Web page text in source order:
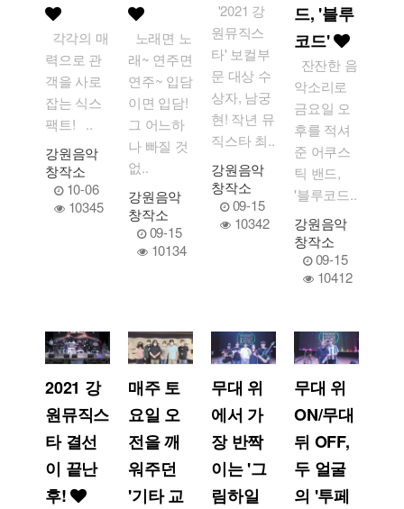
각각의 매
력으로 관
객을 사로
잡는 식스
팩트! ..
강원음악
창작소
10-06
10345
노래면 노
래~ 연주면
연주~ 입담
이면 입담!
그 어느하
나 빠질 것
없..
강원음악
창작소
09-15
10134
'2021 강
원뮤직스
타' 보컬부
문 대상 수
상자, 남궁
현! 작년 뮤
직스타 최..
강원음악
창작소
09-15
10342
드, '블루
코드'
잔잔한 음
악소리로
금요일 오
후를 적셔
준 어쿠스
틱 밴드,
'블루코드..
강원음악
창작소
09-15
10412
2021 강
원뮤직스
타 결선
이 끝난
후!
매주 토
요일 오
전을 깨
워주던
'기타 교
무대 위
에서 가
장 반짝
이는 '그
림하일
무대 위
ON/무대
뒤 OFF,
두 얼굴
의 '투페